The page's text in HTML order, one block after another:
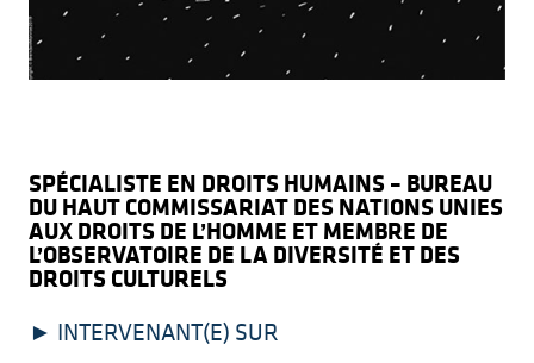
SPÉCIALISTE EN DROITS HUMAINS – BUREAU
DU HAUT COMMISSARIAT DES NATIONS UNIES
AUX DROITS DE L’HOMME ET MEMBRE DE
L’OBSERVATOIRE DE LA DIVERSITÉ ET DES
DROITS CULTURELS
INTERVENANT(E) SUR